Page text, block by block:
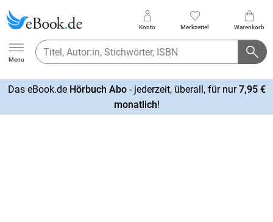
Ebook.de
Menu
Konto Merkzettel Warenkorb
Das eBook.de Hörbuch Abo- jederzeit, überall, für nur7,95 €
monatlich!